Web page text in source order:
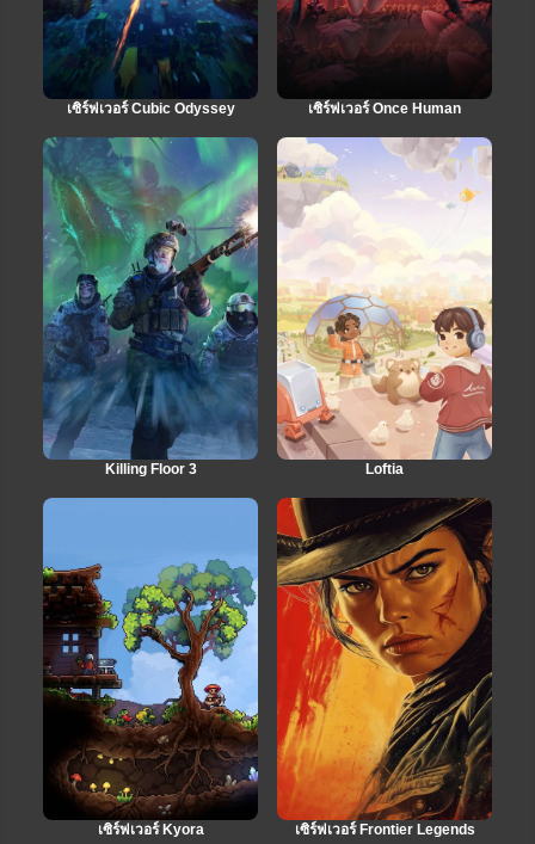
เซิร์ฟเวอร์ Cubic Odyssey เซิร์ฟเวอร์ Once Human
Killing Floor 3 Loftia
เซิร์ฟเวอร์ Kyora เซิร์ฟเวอร์ Frontier Legends